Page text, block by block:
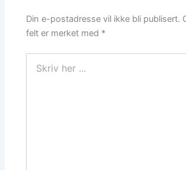
Din e-postadresse vil ikke bli publisert.
felt er merket med *
her